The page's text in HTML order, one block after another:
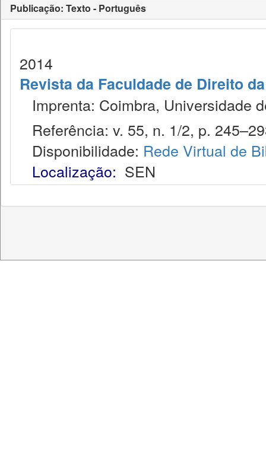
Publicação: Texto - Português
2014
Revista da Faculdade de Direito
Imprenta: Coimbra, Universidade
Referência: v. 55, n. 1/2, p.
Disponibilidade: Rede Virtual de
Localização: SEN